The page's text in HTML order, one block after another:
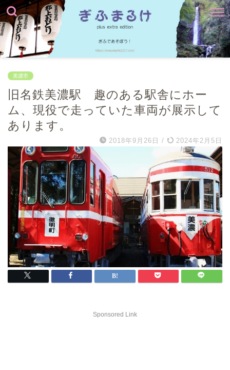
美濃市
旧名鉄美濃駅 趣のある駅舎にホー
ム、現役で走っていた車両が展示して
あります。
2018年9月26日 / 2024年2月5日
Sponsored Link